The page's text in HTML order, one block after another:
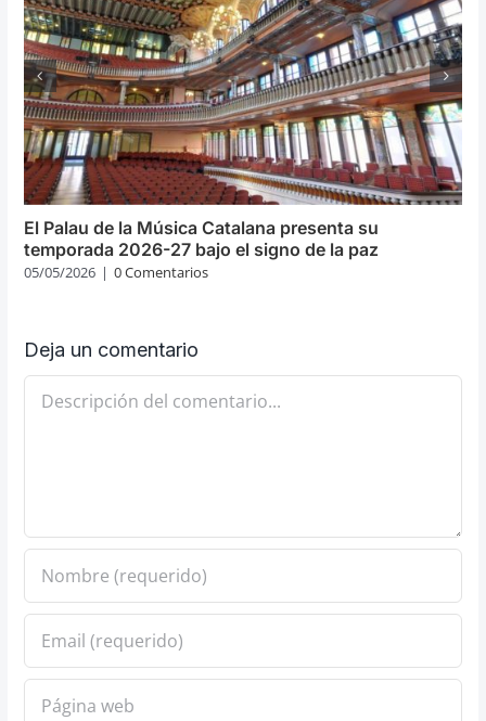
El Palau de la Música Catalana presenta su
temporada 2026-27 bajo el signo de la paz
05/05/2026 | 0 Comentarios
Deja un comentario
Comentario